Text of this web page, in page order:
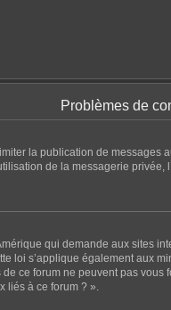
Problèmes de
la publication de
de la messagerie
qui demande aux
loi s’applique également
ce forum ne peuvent pas
liés à ce forum ? ».